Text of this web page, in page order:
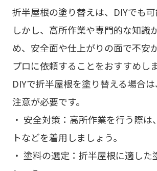
折半屋根の塗り替えは、DIYでも可
しかし、高所作業や専門的な知識
め、安全面や仕上がりの面で不安
プロに依頼することをおすすめしま
DIYで折半屋根を塗り替える場合
注意が必要です。
・ 安全対策：高所作業を行う際
トなどを着用しましょう。
・ 塗料の選定：折半屋根に適した